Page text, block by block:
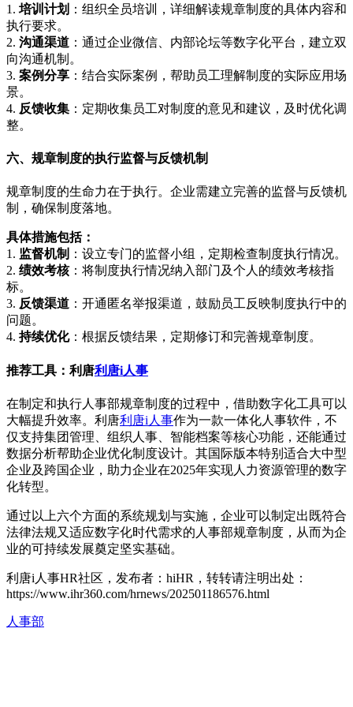
1. 培训计划 ：组织全员培训，详细解读规章制度的具体内容和
执行要求。
2. 沟通渠道 ：通过企业微信、内部论坛等数字化平台，建立双
向沟通机制。
3. 案例分享 ：结合实际案例，帮助员工理解制度的实际应用场
景。
4. 反馈收集 ：定期收集员工对制度的意见和建议，及时优化调
整。
六、规章制度的执行监督与反馈机制
规章制度的生命力在于执行。企业需建立完善的监督与反馈机
制，确保制度落地。
具体措施包括：
1. 监督机制 ：设立专门的监督小组，定期检查制度执行情况。
2. 绩效考核：将制度执行情况纳入部门及个人的绩效考核指
标。
3. 反馈渠道 ：开通匿名举报渠道，鼓励员工反映制度执行中的
问题。
4. 持续优化：根据反馈结果，定期修订和完善规章制度。
推荐工具：利唐利唐i人事
在制定和执行人事部规章制度的过程中，借助数字化工具可以
大幅提升效率。利唐利唐i人事作为一款一体化人事软件，不
仅支持集团管理、组织人事、智能档案等核心功能，还能通过
数据分析帮助企业优化制度设计。其国际版本特别适合大中型
企业及跨国企业，助力企业在2025年实现人力资源管理的数字
化转型。
通过以上六个方面的系统规划与实施，企业可以制定出既符合
法律法规又适应数字化时代需求的人事部规章制度，从而为企
业的可持续发展奠定坚实基础。
利唐i人事HR社区，发布者：hiHR，转转请注明出处：
https://www.ihr360.com/hrnews/202501186576.html
人事部